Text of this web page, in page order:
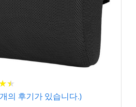
★
★
개의 후기가 있습니다.)